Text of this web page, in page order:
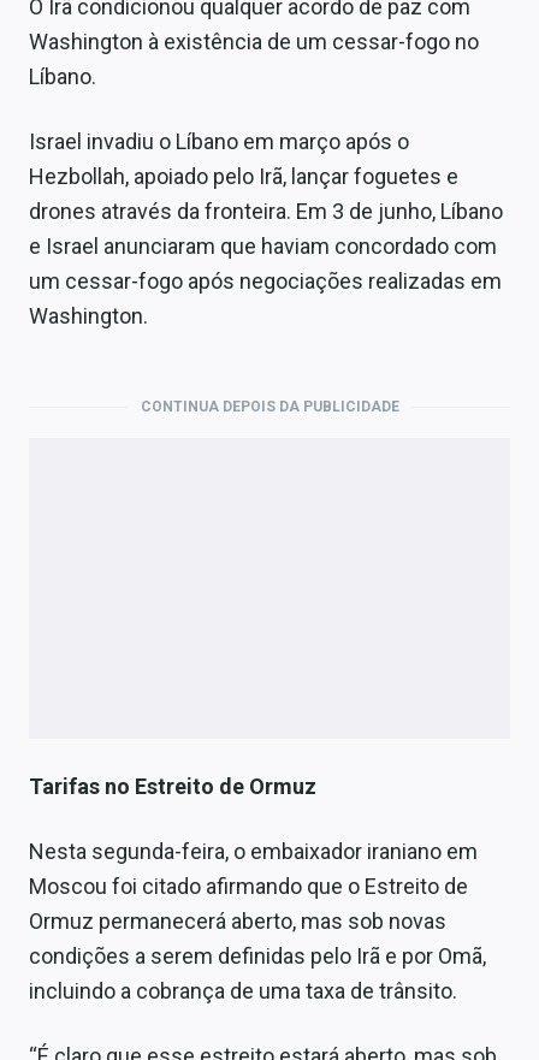
O Irã condicionou qualquer acordo de paz com
Washington à existência de um cessar-fogo no
Líbano.
Israel invadiu o Líbano em março após o
Hezbollah, apoiado pelo Irã, lançar foguetes e
drones através da fronteira. Em 3 de junho, Líbano
e Israel anunciaram que haviam concordado com
um cessar-fogo após negociações realizadas em
Washington.
CONTINUA DEPOIS DA PUBLICIDADE
Tarifas no Estreito de Ormuz
Nesta segunda-feira, o embaixador iraniano em
Moscou foi citado afirmando que o Estreito de
Ormuz permanecerá aberto, mas sob novas
condições a serem definidas pelo Irã e por Omã,
incluindo a cobrança de uma taxa de trânsito.